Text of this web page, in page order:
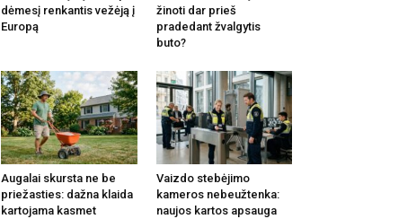
dėmesį renkantis vežėją į
Europą
žinoti dar prieš
pradedant žvalgytis
buto?
Augalai skursta ne be
priežasties: dažna klaida
kartojama kasmet
Vaizdo stebėjimo
kameros nebeužtenka:
naujos kartos apsauga